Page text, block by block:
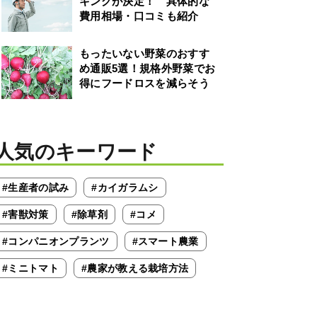
費用相場・口コミも紹介
もったいない野菜のおすす
め通販5選！規格外野菜でお
得にフードロスを減らそう
気のキーワード
#生産者の試み #カイガラムシ
#害獣対策 #除草剤 #コメ
#コンパニオンプランツ #スマート農業
#ミニトマト #農家が教える栽培方法